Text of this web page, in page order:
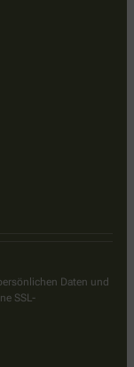
Daten und
SSL-